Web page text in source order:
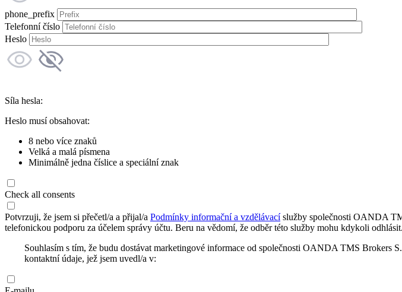
phone_prefix
Telefonní číslo
Heslo
Síla hesla:
Heslo musí obsahovat:
8 nebo více znaků
Velká a malá písmena
Minimálně jedna číslice a speciální znak
Check all consents
Potvrzuji, že jsem si přečetl/a a přijal/a Podmínky informační a vzdělávacíslužby společnosti OANDA
telefonickou podporu za účelem správy účtu. Beru na vědomí, že odběr této služby mohu kdykoli odhlásit.
Souhlasím s tím, že budu dostávat marketingové informace od společnosti OANDA TMS Brokers
kontaktní údaje, jež jsem uvedl/a v: